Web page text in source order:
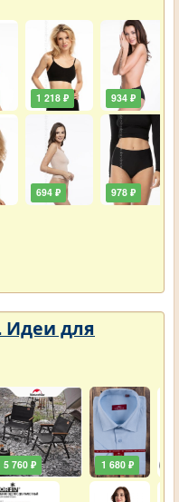
1 218 ₽
694 ₽
934 ₽
978 ₽
Идеи для
5 760 ₽ 1 680 ₽